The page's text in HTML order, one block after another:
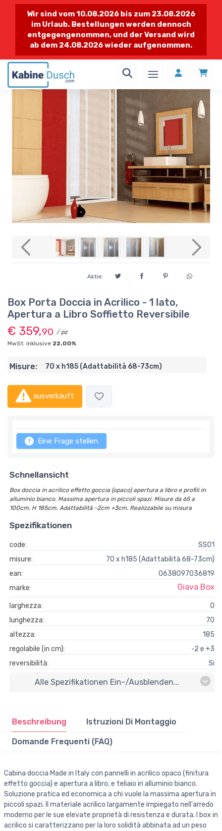
Wir sind vom 10.08.2026 bis zum 23.08.2026
im Urlaub. Bestellungen werden dennoch
entgegengenommen, und der Versand wird
ab dem 24.08.2026 wieder aufgenommen.
Previous Next
Aktie:
Box Porta Doccia in Acrilico - 1 lato,
Apertura a Libro Soffietto Reversibile
€ 359,90 / pz
MwSt. inklusive 22.00%
Misure: 70 x h185 (Adattabilità 68-73cm)
ausverkauft
Eine Frage stellen
Schnellansicht
Box doccia in acrilico effetto goccia (opaco) apertura a libro e profili in
alluminio bianco. Massima apertura in piccoli spazi. Misure da 65 a
100cm. H 185cm. Adattabilità -2cm +3cm. Realizzabile su misura
Spezifikationen
code:
SS01
misure:
70 x h185 (Adattabilità 68-73cm)
ean:
0638097036819
marke:
Giava Box
larghezza:
0
lunghezza:
70
altezza:
185
regolabile (in cm):
-2 e +3
reversibilità:
Si
Alle Spezifikationen Ein-/ausblenden...
Beschreibung Istruzioni Di Montaggio
Domande Frequenti (FAQ)
Cabina doccia Made in Italy con pannelli in acrilico opaco (finitura
effetto goccia) e apertura a libro, e teliaio in alluminio bianco.
Soluzione pratica ed economica a chi vuole la massima apertura in
piccoli spazi. II materiale acrilico largamente impiegato nell'arredo
moderno per le sue elevate proprietà di resistenza e durata. I box in
acrilico si caratterizzano per la loro solidità abbinata ad un peso